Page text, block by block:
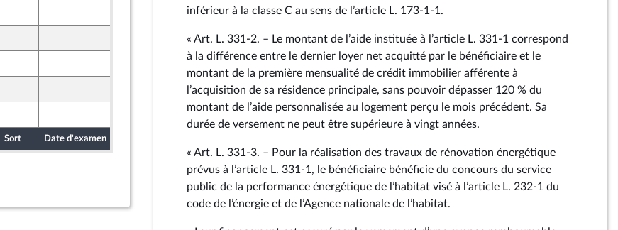
Sort Date d'examen
inférieur à la classe C au sens de l’article L. 173‑1‑1.
« Art. L. 331‑2. – Le montant de l’aide instituée à l’article L. 331‑1 correspond
à la différence entre le dernier loyer net acquitté par le bénéficiaire et le
montant de la première mensualité de crédit immobilier afférente à
l’acquisition de sa résidence principale, sans pouvoir dépasser 120 % du
montant de l’aide personnalisée au logement perçu le mois précédent. Sa
durée de versement ne peut être supérieure à vingt années.
« Art. L. 331‑3. – Pour la réalisation des travaux de rénovation énergétique
prévus à l’article L. 331‑1, le bénéficiaire bénéficie du concours du service
public de la performance énergétique de l’habitat visé à l’article L. 232‑1 du
code de l’énergie et de l’Agence nationale de l’habitat.